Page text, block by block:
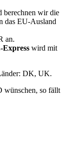
berechnen wir die
das EU-Ausland
an.
wird mit
DK, UK.
wünschen, so fällt